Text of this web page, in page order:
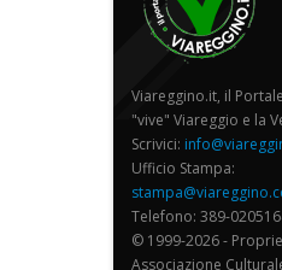
Viareggino.it, il
"vive" Viareggio e la
Scrivici:
Ufficio Stampa:
Telefono: 389-
© 1999-2026 -
Associazione